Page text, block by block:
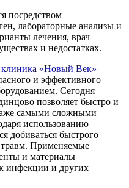
посредством
лабораторные анализы и
лечения, врач
и недостатках.
клиника «Новый Век»
и эффективного
Сегодня
позволяет быстро и
самыми сложными
использованию
добиваться быстрого
Применяемые
и материалы
инфекции и других